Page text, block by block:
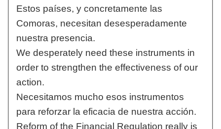
Estos países, y concretamente las
Comoras, necesitan desesperadamente
nuestra presencia.
We desperately need these instruments in
order to strengthen the effectiveness of our
action.
Necesitamos mucho esos instrumentos
para reforzar la eficacia de nuestra acción.
Reform of the Financial Regulation really is